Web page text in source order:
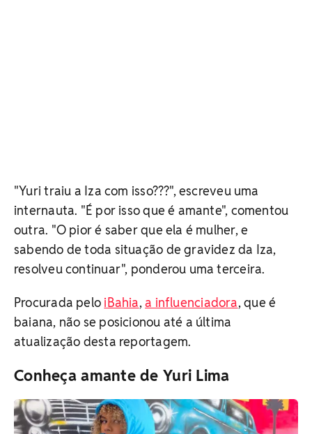
"Yuri traiu a Iza com isso???", escreveu uma
internauta. "É por isso que é amante", comentou
outra. "O pior é saber que ela é mulher, e
sabendo de toda situação de gravidez da Iza,
resolveu continuar", ponderou uma terceira.
Procurada pelo iBahia,a influenciadora, que é
baiana, não se posicionou até a última
atualização desta reportagem.
Conheça amante de Yuri Lima